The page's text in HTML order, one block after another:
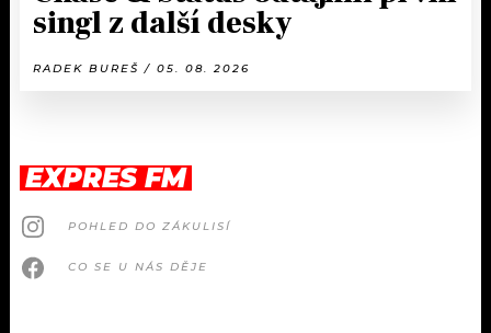
singl z další desky
RADEK BUREŠ / 05. 08. 2026
EXPRES FM
POHLED DO ZÁKULISÍ
CO SE U NÁS DĚJE